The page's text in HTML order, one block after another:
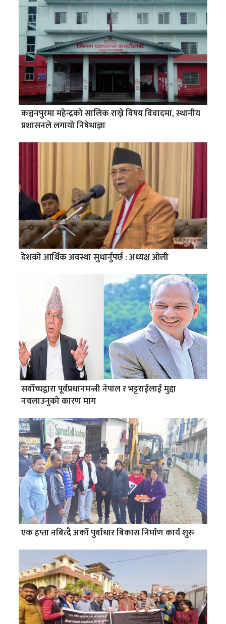
कञ्चनपुरमा महेन्द्रको सालिक राख्ने विषय विवादमा, स्थानीय
प्रशासनले लगायो निषेधाज्ञा
देशको आर्थिक अवस्था सुधार्नुपर्छ : अध्यक्ष ओली
सर्वोच्चद्वारा पूर्वप्रधानमन्त्री नेपाल र भट्टराईलाई मुद्दा
नचलाउनुको कारण माग
एक हप्ता नबित्दै अर्को पुर्वाधार बिकास निर्माण कार्य शुरु